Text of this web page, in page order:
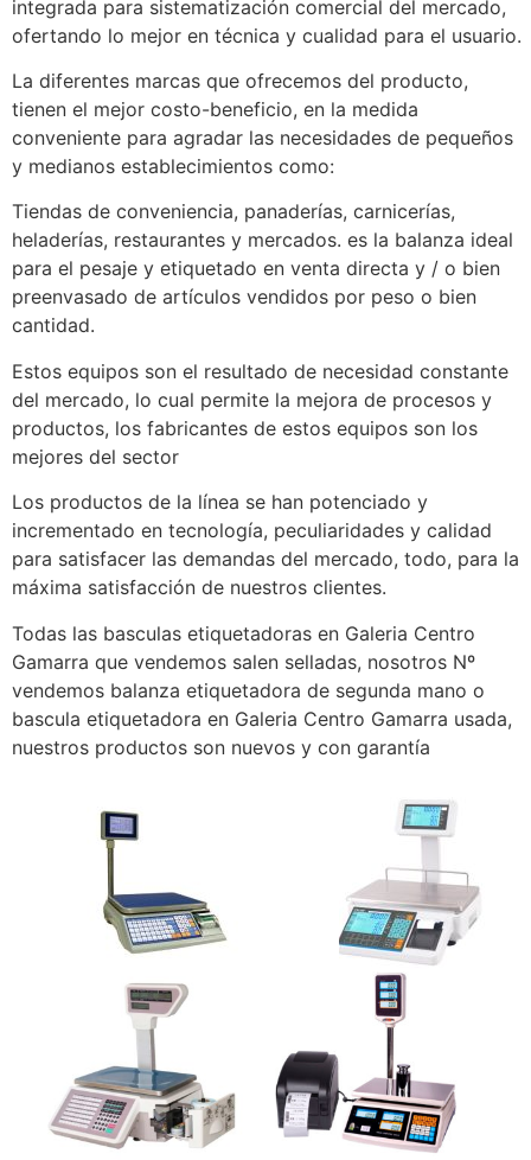
integrada para sistematización comercial del mercado,
ofertando lo mejor en técnica y cualidad para el usuario.
La diferentes marcas que ofrecemos del producto,
tienen el mejor costo-beneficio, en la medida
conveniente para agradar las necesidades de pequeños
y medianos establecimientos como:
Tiendas de conveniencia, panaderías, carnicerías,
heladerías, restaurantes y mercados. es la balanza ideal
para el pesaje y etiquetado en venta directa y / o bien
preenvasado de artículos vendidos por peso o bien
cantidad.
Estos equipos son el resultado de necesidad constante
del mercado, lo cual permite la mejora de procesos y
productos, los fabricantes de estos equipos son los
mejores del sector
Los productos de la línea se han potenciado y
incrementado en tecnología, peculiaridades y calidad
para satisfacer las demandas del mercado, todo, para la
máxima satisfacción de nuestros clientes.
Todas las basculas etiquetadoras en Galeria Centro
Gamarra que vendemos salen selladas, nosotros Nº
vendemos balanza etiquetadora de segunda mano o
bascula etiquetadora en Galeria Centro Gamarra usada,
nuestros productos son nuevos y con garantía